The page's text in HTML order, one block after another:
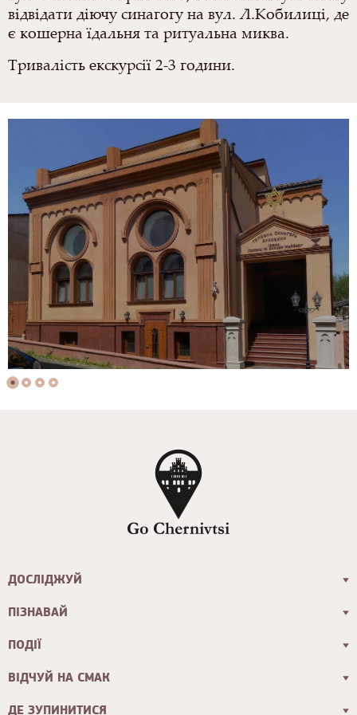
відвідати діючу синагогу на вул. Л.Кобилиці, де
є кошерна їдальня та ритуальна миква.
Тривалість екскурсії 2-3 години.
ДОСЛІДЖУЙ
ПІЗНАВАЙ
ПОДІЇ
ВІДЧУЙ НА СМАК
ДЕ ЗУПИНИТИСЯ